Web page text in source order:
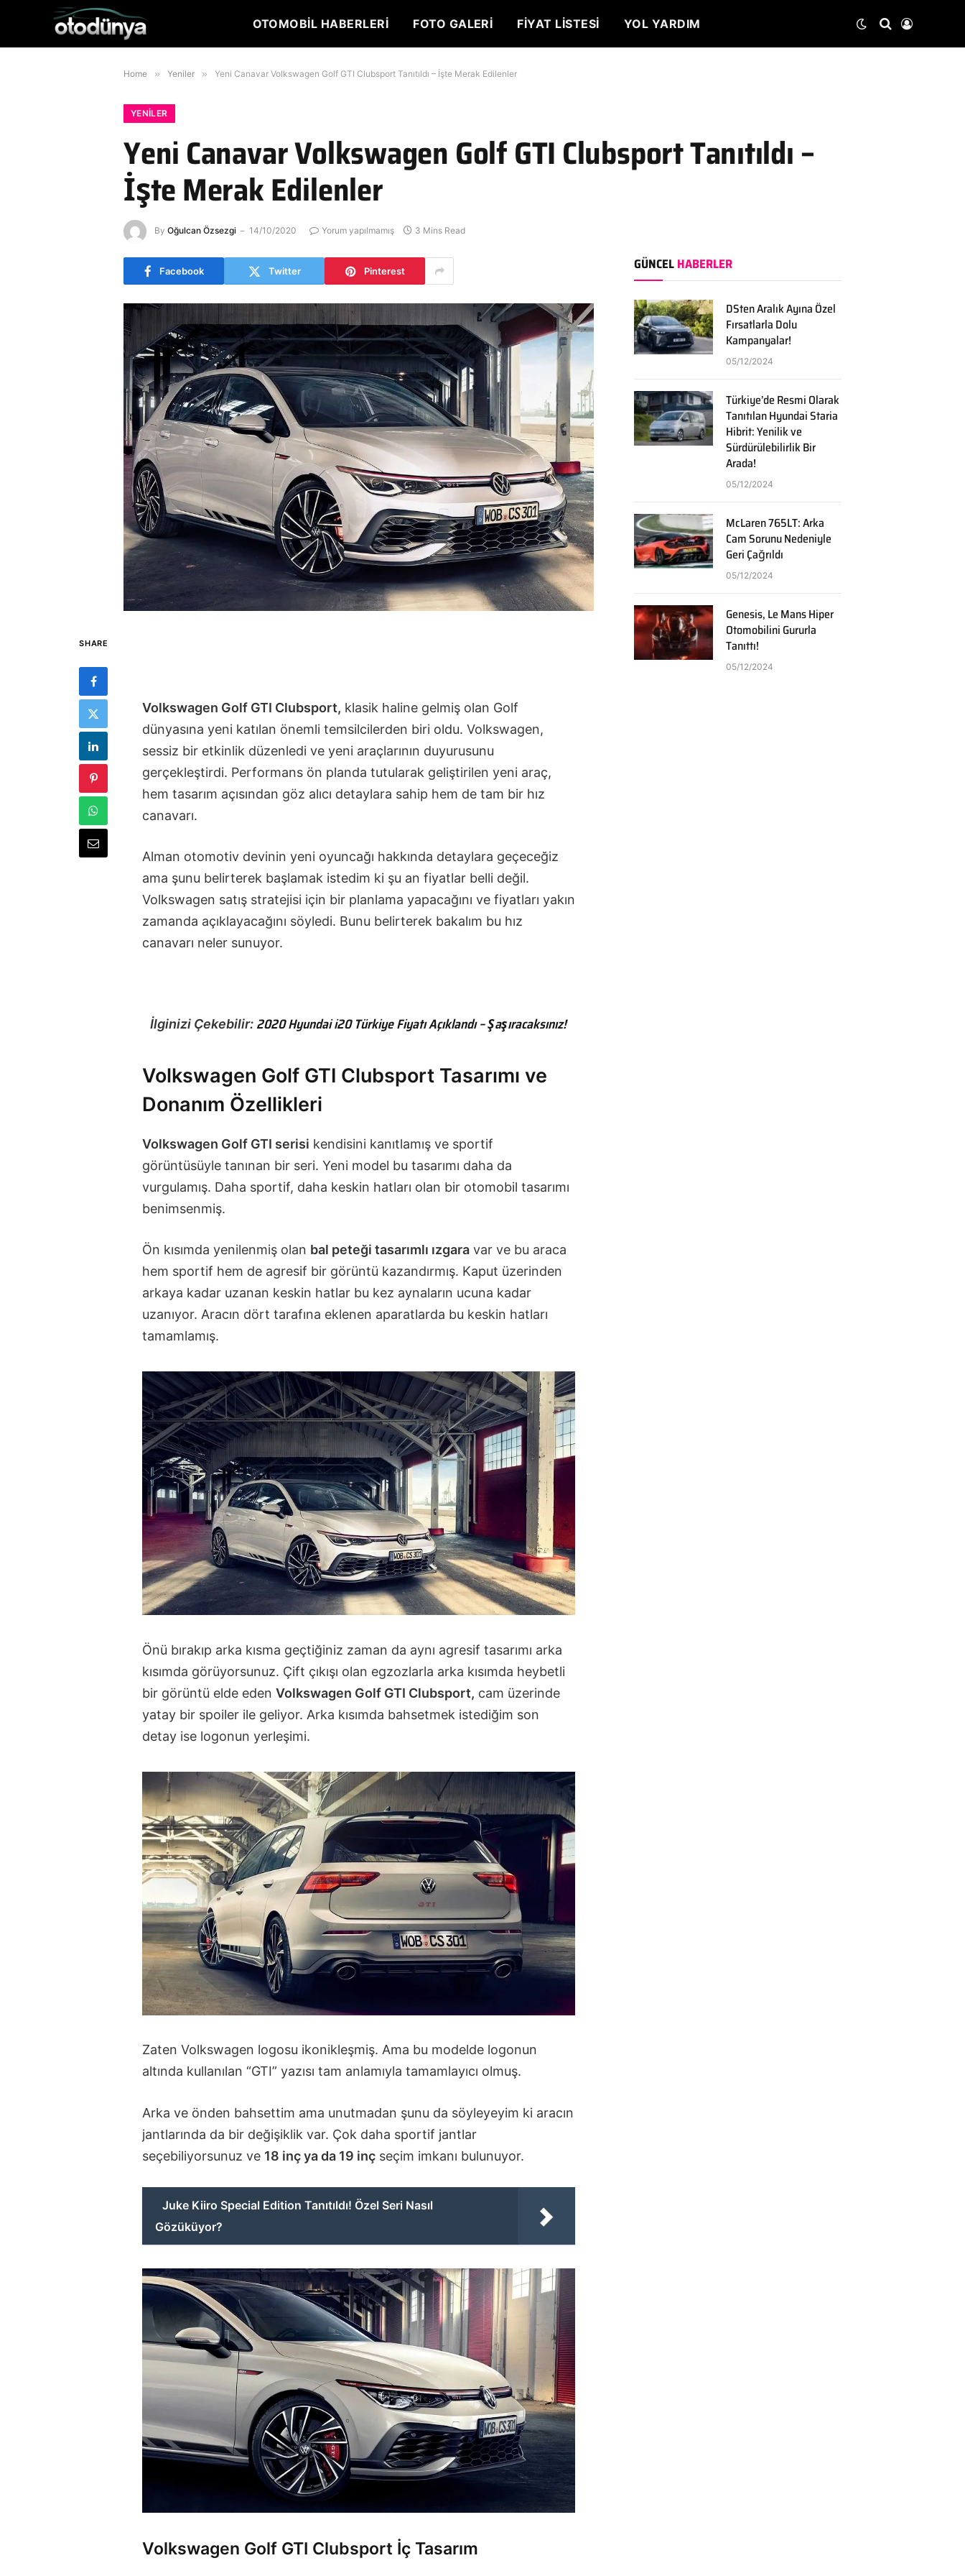
OTOMOBIL HABERLERI FOTO GALERI FIYAT LISTESI YOL YARDIM
Home » Yeniler » Yeni Canavar Volkswagen Golf GTI Clubsport Tanıtıldı – İşte Merak Edilenler
YENILER
Yeni Canavar Volkswagen Golf GTI Clubsport Tanıtıldı –
İşte Merak Edilenler
By Oğulcan Özsezgi 14/10/2020 Yorum yapılmamış 3 Mins Read
Facebook Twitter Pinterest
SHARE
Volkswagen Golf GTI Clubsport, klasik haline gelmiş olan Golf
dünyasına yeni katılan önemli temsilcilerden biri oldu. Volkswagen,
sessiz bir etkinlik düzenledi ve yeni araçlarının duyurusunu
gerçekleştirdi. Performans ön planda tutularak geliştirilen yeni araç,
hem tasarım açısından göz alıcı detaylara sahip hem de tam bir hız
canavarı.
Alman otomotiv devinin yeni oyuncağı hakkında detaylara geçeceğiz
ama şunu belirterek başlamak istedim ki şu an fiyatlar belli değil.
Volkswagen satış stratejisi için bir planlama yapacağını ve fiyatları yakın
zamanda açıklayacağını söyledi. Bunu belirterek bakalım bu hız
canavarı neler sunuyor.
İlginizi Çekebilir: 2020 Hyundai i20 Türkiye Fiyatı Açıklandı – Şaşıracaksınız!
Volkswagen Golf GTI Clubsport Tasarımı ve
Donanım Özellikleri
Volkswagen Golf GTI serisi kendisini kanıtlamış ve sportif
görüntüsüyle tanınan bir seri. Yeni model bu tasarımı daha da
vurgulamış. Daha sportif, daha keskin hatları olan bir otomobil tasarımı
benimsenmiş.
Ön kısımda yenilenmiş olan bal peteği tasarımlı ızgaravar ve bu araca
hem sportif hem de agresif bir görüntü kazandırmış. Kaput üzerinden
arkaya kadar uzanan keskin hatlar bu kez aynaların ucuna kadar
uzanıyor. Aracın dört tarafına eklenen aparatlarda bu keskin hatları
tamamlamış.
Önü bırakıp arka kısma geçtiğiniz zaman da aynı agresif tasarımı arka
kısımda görüyorsunuz. Çift çıkışı olan egzozlarla arka kısımda heybetli
bir görüntü elde eden Volkswagen Golf GTI Clubsport, cam üzerinde
yatay bir spoiler ile geliyor. Arka kısımda bahsetmek istediğim son
detay ise logonun yerleşimi.
Zaten Volkswagen logosu ikonikleşmiş. Ama bu modelde logonun
altında kullanılan “GTI” yazısı tam anlamıyla tamamlayıcı olmuş.
Arka ve önden bahsettim ama unutmadan şunu da söyleyeyim ki aracın
jantlarında da bir değişiklik var. Çok daha sportif jantlar
seçebiliyorsunuz ve 18 inç ya da 19 inçseçim imkanı bulunuyor.
Juke Kiiro Special Edition Tanıtıldı! Özel Seri Nasıl
Gözüküyor?
Volkswagen Golf GTI Clubsport İç Tasarım
GÜNCELHABERLER
DSten Aralık Ayına Özel
Fırsatlarla Dolu
Kampanyalar!
05/12/2024
Türkiye’de Resmi Olarak
Tanıtılan Hyundai Staria
Hibrit: Yenilik ve
Sürdürülebilirlik Bir
Arada!
05/12/2024
McLaren 765LT: Arka
Cam Sorunu Nedeniyle
Geri Çağrıldı
05/12/2024
Genesis, Le Mans Hiper
Otomobilini Gururla
Tanıttı!
05/12/2024